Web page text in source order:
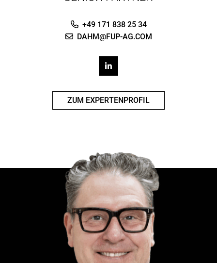
+49 171 838 25 34
DAHM@FUP-AG.COM
ZUM EXPERTENPROFIL